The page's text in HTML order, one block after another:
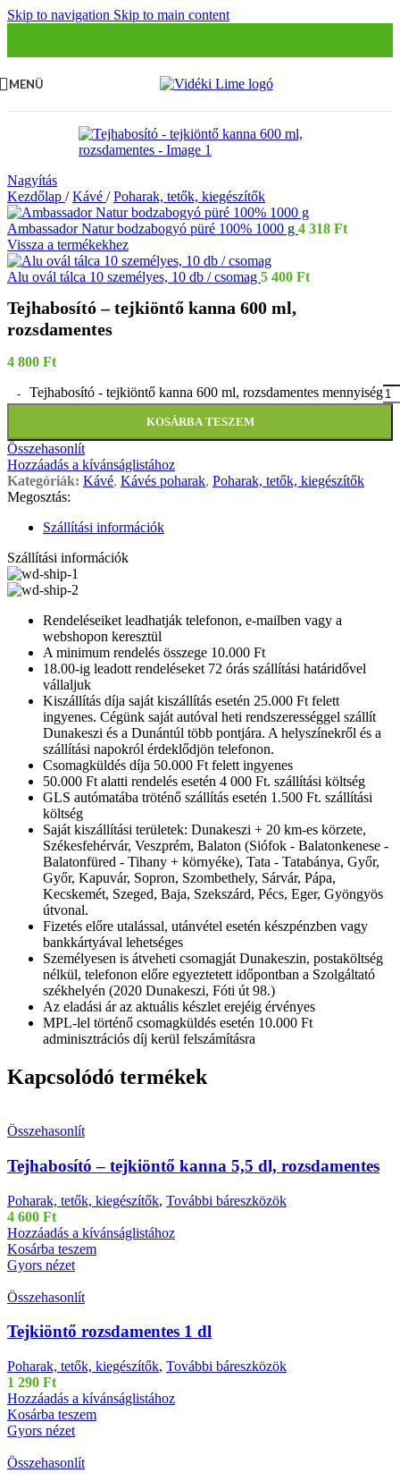
Skip to navigation Skip to main content
MENÜ
Nagyítás
Kezdőlap / Kávé / Poharak, tetők, kiegészítők
Ambassador Natur bodzabogyó püré 100% 1000 g 4 318 Ft
Vissza a termékekhez
Alu ovál tálca 10 személyes, 10 db / csomag 5 400 Ft
Tejhabosító – tejkiöntő kanna 600 ml,
rozsdamentes
4 800 Ft
Tejhabosító - tejkiöntő kanna 600 ml, rozsdamentes mennyiség
KOSÁRBA TESZEM
Összehasonlít
Hozzáadás a kívánságlistához
Kategóriák: Kávé, Kávés poharak, Poharak, tetők, kiegészítők
Megosztás:
Szállítási információk
Szállítási információk
Rendeléseiket leadhatják telefonon, e-mailben vagy a
webshopon keresztül
A minimum rendelés összege 10.000 Ft
18.00-ig leadott rendeléseket 72 órás szállítási határidővel
vállaljuk
Kiszállítás díja saját kiszállítás esetén 25.000 Ft felett
ingyenes. Cégünk saját autóval heti rendszerességgel szállít
Dunakeszi és a Dunántúl több pontjára. A helyszínekről és a
szállítási napokról érdeklődjön telefonon.
Csomagküldés díja 50.000 Ft felett ingyenes
50.000 Ft alatti rendelés esetén 4 000 Ft. szállítási költség
GLS autómatába tröténő szállítás esetén 1.500 Ft. szállítási
költség
Saját kiszállítási területek: Dunakeszi + 20 km-es körzete,
Székesfehérvár, Veszprém, Balaton (Siófok - Balatonkenese -
Balatonfüred - Tihany + környéke), Tata - Tatabánya, Győr,
Győr, Kapuvár, Sopron, Szombethely, Sárvár, Pápa,
Kecskemét, Szeged, Baja, Szekszárd, Pécs, Eger, Gyöngyös
útvonal.
Fizetés előre utalással, utánvétel esetén készpénzben vagy
bankkártyával lehetséges
Személyesen is átveheti csomagját Dunakeszin, postaköltség
nélkül, telefonon előre egyeztetett időpontban a Szolgáltató
székhelyén (2020 Dunakeszi, Fóti út 98.)
Az eladási ár az aktuális készlet erejéig érvényes
MPL-lel történő csomagküldés esetén 10.000 Ft
adminisztrációs díj kerül felszámításra
Kapcsolódó termékek
Összehasonlít
Tejhabosító – tejkiöntő kanna 5,5 dl, rozsdamentes
Poharak, tetők, kiegészítők, További báreszközök
4 600 Ft
Hozzáadás a kívánságlistához
Kosárba teszem
Gyors nézet
Összehasonlít
Tejkiöntő rozsdamentes 1 dl
Poharak, tetők, kiegészítők, További báreszközök
1 290 Ft
Hozzáadás a kívánságlistához
Kosárba teszem
Gyors nézet
Összehasonlít